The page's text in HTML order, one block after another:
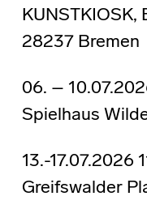
KUNSTKIOSK,
28237 Bremen
06. –
Spielhaus
13.-17.07.2026
Greifswalder